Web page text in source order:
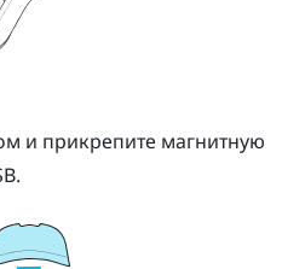
и прикрепите магнитную